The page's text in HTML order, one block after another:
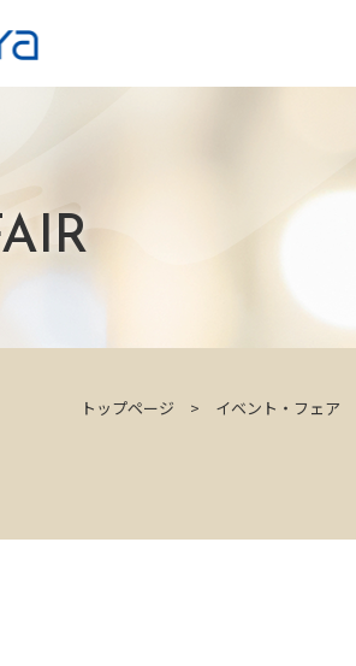
トップページ イベント・フェア